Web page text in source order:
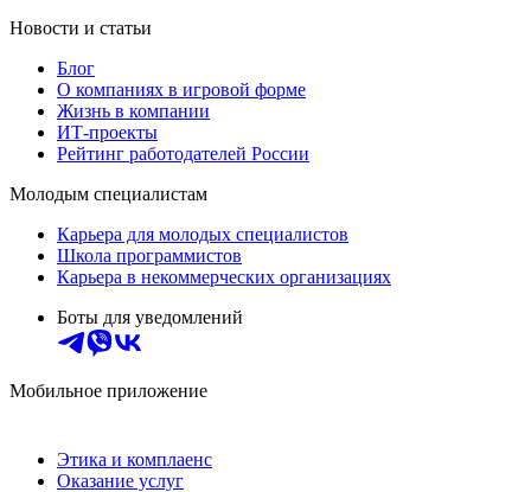
Новости и статьи
Блог
О компаниях в игровой форме
Жизнь в компании
ИТ-проекты
Рейтинг работодателей России
Молодым специалистам
Карьера для молодых специалистов
Школа программистов
Карьера в некоммерческих организациях
Боты для уведомлений
Мобильное приложение
Этика и комплаенс
Оказание услуг